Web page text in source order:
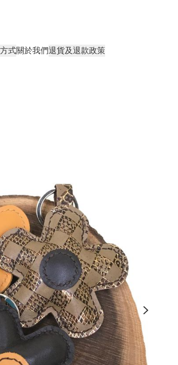
式關於我們退貨及退款政策